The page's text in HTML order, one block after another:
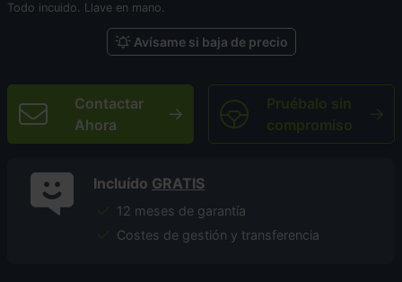
Todo incuido. Llave en mano.
Avísame si baja de precio
Contactar
Ahora
Pruébalo sin
compromiso
Incluído GRATIS
12 meses de garantía
Costes de gestión y transferencia